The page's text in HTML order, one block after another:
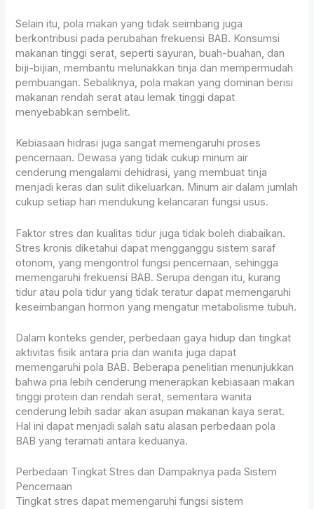
Selain itu, pola makan yang tidak seimbang juga
berkontribusi pada perubahan frekuensi BAB. Konsumsi
makanan tinggi serat, seperti sayuran, buah-buahan, dan
biji-bijian, membantu melunakkan tinja dan mempermudah
pembuangan. Sebaliknya, pola makan yang dominan berisi
makanan rendah serat atau lemak tinggi dapat
menyebabkan sembelit.
Kebiasaan hidrasi juga sangat memengaruhi proses
pencernaan. Dewasa yang tidak cukup minum air
cenderung mengalami dehidrasi, yang membuat tinja
menjadi keras dan sulit dikeluarkan. Minum air dalam jumlah
cukup setiap hari mendukung kelancaran fungsi usus.
Faktor stres dan kualitas tidur juga tidak boleh diabaikan.
Stres kronis diketahui dapat mengganggu sistem saraf
otonom, yang mengontrol fungsi pencernaan, sehingga
memengaruhi frekuensi BAB. Serupa dengan itu, kurang
tidur atau pola tidur yang tidak teratur dapat memengaruhi
keseimbangan hormon yang mengatur metabolisme tubuh.
Dalam konteks gender, perbedaan gaya hidup dan tingkat
aktivitas fisik antara pria dan wanita juga dapat
memengaruhi pola BAB. Beberapa penelitian menunjukkan
bahwa pria lebih cenderung menerapkan kebiasaan makan
tinggi protein dan rendah serat, sementara wanita
cenderung lebih sadar akan asupan makanan kaya serat.
Hal ini dapat menjadi salah satu alasan perbedaan pola
BAB yang teramati antara keduanya.
Perbedaan Tingkat Stres dan Dampaknya pada Sistem
Pencernaan
Tingkat stres dapat memengaruhi fungsi sistem